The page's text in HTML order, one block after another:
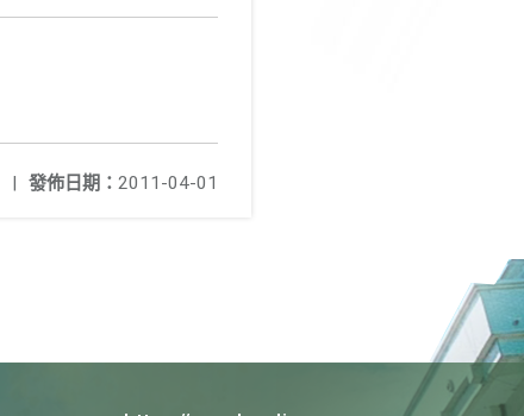
發佈日期： 2011-04-01
|